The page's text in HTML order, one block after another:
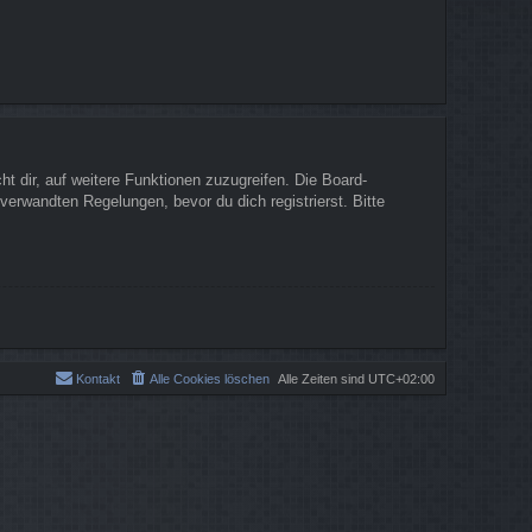
dir, auf weitere Funktionen zuzugreifen. Die Board-
Regelungen, bevor du dich registrierst. Bitte
Alle Zeiten sind UTC+02:00
Alle Cookies löschen
Kontakt